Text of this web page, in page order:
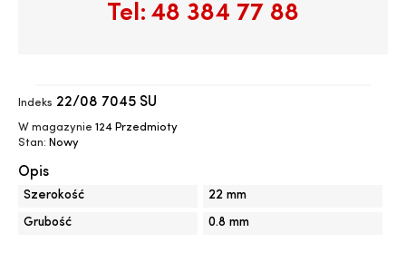
Tel: 48 384 77 88
Indeks 22/08 7045 SU
W magazynie 124 Przedmioty
Stan: Nowy
Opis
Szerokość
22 mm
Grubość
0.8 mm